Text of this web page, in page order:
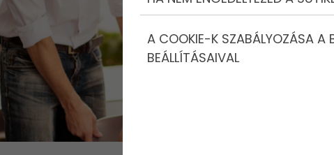
A COOKIE-K SZABÁLYOZÁSA A
BEÁLLÍTÁSAIVAL